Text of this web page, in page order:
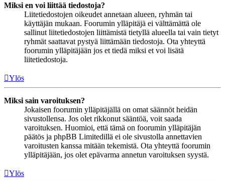
Miksi en voi liittää tiedostoja?
Liitetiedostojen oikeudet annetaan alueen, ryhmän tai
käyttäjän mukaan. Foorumin ylläpitäjä ei välttämättä ole
sallinut liitetiedostojen liittämistä tietyllä alueella tai vain tietyt
ryhmät saattavat pystyä liittämään tiedostoja. Ota yhteyttä
foorumin ylläpitäjään jos et tiedä miksi et voi lisätä
liitetiedostoja.
Ylös
Miksi sain varoituksen?
Jokaisen foorumin ylläpitäjällä on omat säännöt heidän
sivustollensa. Jos olet rikkonut sääntöä, voit saada
varoituksen. Huomioi, että tämä on foorumin ylläpitäjän
päätös ja phpBB Limitedillä ei ole sivustolla annettavien
varoitusten kanssa mitään tekemistä. Ota yhteyttä foorumin
ylläpitäjään, jos olet epävarma annetun varoituksen syystä.
Ylös